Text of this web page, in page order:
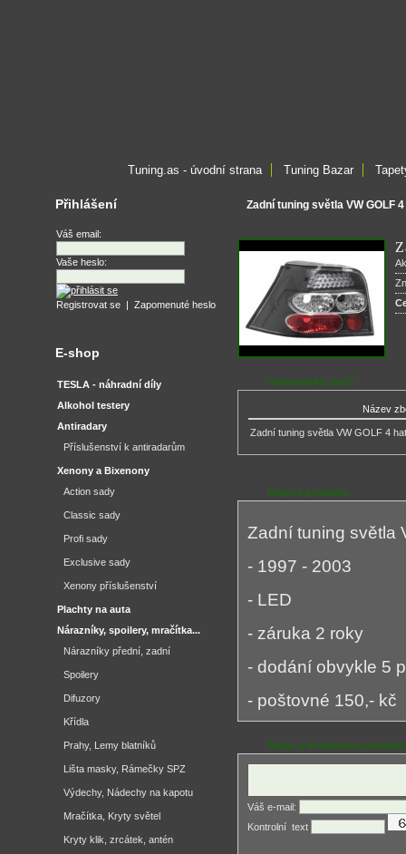
Tuning.as - úvodní strana Tuning Bazar
Zadní tuning světla VW GOLF
Objednávka zboží
Název
Zadní tuning světla VW GOLF 4
Popis k produktu
Zadní tuning světla
- 1997 - 2003
- LED
- záruka 2 roky
- dodání obvykle 5
- poštovné 150,- kč
Dotaz a hodnocení
Váš e-mail:
Kontrolní ­ text
Přihlášení
Váš email:
Vaše heslo:
Registrovat se | Zapomenuté heslo
E-shop
TESLA - náhradní díly
Alkohol testery
Antiradary
Příslušenství k antiradarům
Xenony a Bixenony
Action sady
Classic sady
Profi sady
Exclusive sady
Xenony příslušenství
Plachty na auta
Nárazníky, spoilery, mračítka...
Nárazníky přední, zadní
Spoilery
Difuzory
Křídla
Prahy, Lemy blatníků
Lišta masky, Rámečky SPZ
Výdechy, Nádechy na kapotu
Mračítka, Kryty světel
Kryty klik, zrcátek, antén